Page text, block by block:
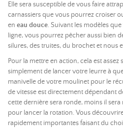
Elle sera susceptible de vous faire
carnassiers que vous pourrez croiser
en eau douce. Suivant les modèles
ligne, vous pourrez pêcher aussi bien
silures, des truites, du brochet et nous
Pour la mettre en action, cela est assez
simplement de lancer votre leurre à
manivelle de votre moulinet pour le
de vitesse est directement dépendant
cette dernière sera ronde, moins il
pour lancer la rotation. Vous
rapidement importantes faisant du